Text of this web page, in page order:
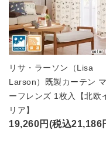
リサ・ラーソン（Lisa
Larson）既製カーテン
ーフレンズ 1枚入【北欧
リア】
19,260円(税込21,186